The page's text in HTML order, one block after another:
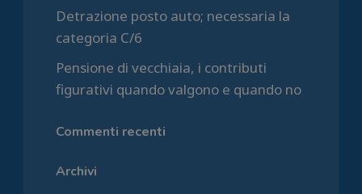
Detrazione posto auto; necessaria la
categoria C/6
Pensione di vecchiaia, i contributi
figurativi quando valgono e quando no
Commenti recenti
Archivi